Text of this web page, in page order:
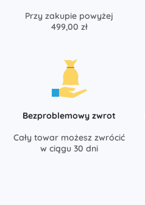
Przy zakupie powyżej
499,00 zł
Bezproblemowy zwrot
Cały towar możesz zwrócić
w ciągu 30 dni